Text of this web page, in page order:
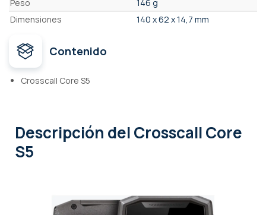
Peso
146 g
Dimensiones
140 x 62 x 14,7 mm
Contenido
Crosscall Core S5
Descripción del Crosscall Core
S5